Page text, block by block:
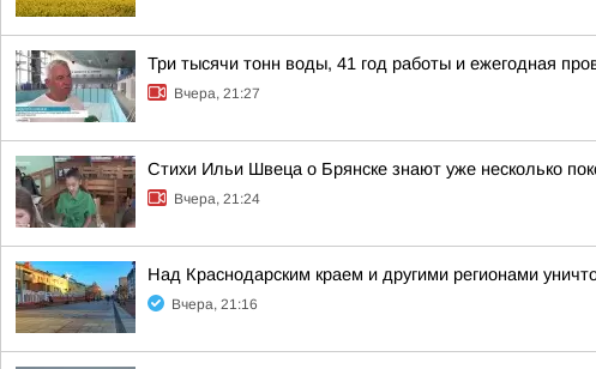
Три тысячи тонн воды, 41 год работы и ежегодная
Вчера, 21:27
Стихи Ильи Швеца о Брянске знают уже несколько
Вчера, 21:24
Над Краснодарским краем и другими регионами
Вчера, 21:16